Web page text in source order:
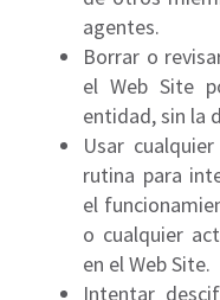
agentes.
Borrar o
el Web Site
entidad, sin la
Usar
rutina para
el
o cualquier
en el Web Site.
Intentar